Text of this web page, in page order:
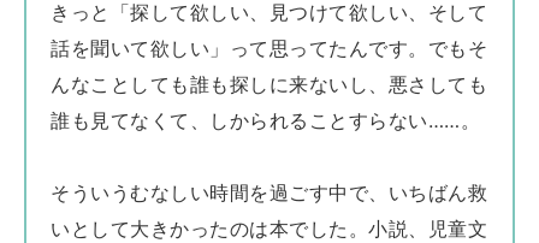
きっと「探して欲しい、見つけて欲しい、そして
話を聞いて欲しい」って思ってたんです。でもそ
んなことしても誰も探しに来ないし、悪さしても
誰も見てなくて、しかられることすらない……。
そういうむなしい時間を過ごす中で、いちばん救
いとして大きかったのは本でした。小説、児童文